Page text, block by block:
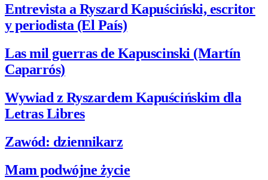
Entrevista a Ryszard Kapuściński, escritor
y periodista (El País)
Las mil guerras de Kapuscinski (Martín
Caparrós)
Wywiad z Ryszardem Kapuścińskim dla
Letras Libres
Zawód: dziennikarz
Mam podwójne życie